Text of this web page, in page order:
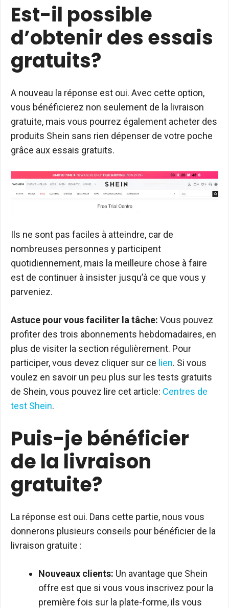
Est-il possible
d’obtenir des essais
gratuits?
A nouveau la réponse est oui. Avec cette option,
vous bénéficierez non seulement de la livraison
gratuite, mais vous pourrez également acheter des
produits Shein sans rien dépenser de votre poche
grâce aux essais gratuits.
Ils ne sont pas faciles à atteindre, car de
nombreuses personnes y participent
quotidiennement, mais la meilleure chose à faire
est de continuer à insister jusqu’à ce que vous y
parveniez.
Astuce pour vous faciliter la tâche: Vous pouvez
profiter des trois abonnements hebdomadaires, en
plus de visiter la section régulièrement. Pour
participer, vous devez cliquer sur ce lien. Si vous
voulez en savoir un peu plus sur les tests gratuits
de Shein, vous pouvez lire cet article: Centres de
test Shein.
Puis-je bénéficier
de la livraison
gratuite?
La réponse est oui. Dans cette partie, nous vous
donnerons plusieurs conseils pour bénéficier de la
livraison gratuite :
Nouveaux clients: Un avantage que Shein
offre est que si vous vous inscrivez pour la
première fois sur la plate-forme, ils vous